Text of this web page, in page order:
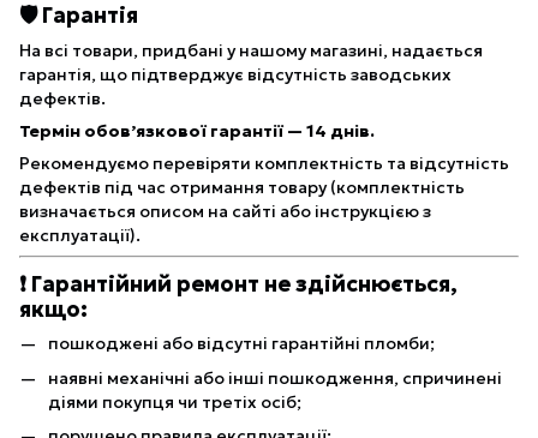
🛡 Гарантія
На всі товари, придбані у нашому магазині, надається
гарантія, що підтверджує відсутність заводських
дефектів.
Термін обов’язкової гарантії — 14 днів.
Рекомендуємо перевіряти комплектність та відсутність
дефектів під час отримання товару (комплектність
визначається описом на сайті або інструкцією з
експлуатації).
❗ Гарантійний ремонт не здійснюється,
якщо:
пошкоджені або відсутні гарантійні пломби;
наявні механічні або інші пошкодження, спричинені
діями покупця чи третіх осіб;